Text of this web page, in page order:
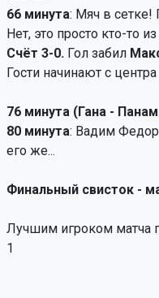
66 минута: Мяч в сетке!
Нет, это просто кто-то
Счёт 3-0. Гол забил
Гости начинают с центра
76 минута (Гана -
80 минута: Вадим
его же...
Финальный свисток -
Лучшим игроком матча
1